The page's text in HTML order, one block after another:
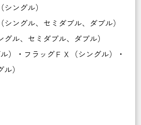
ングル）
ングル、セミダブル、ダブル）
ル、セミダブル、ダブル）
）・フラッグＦＸ（シングル）・
）